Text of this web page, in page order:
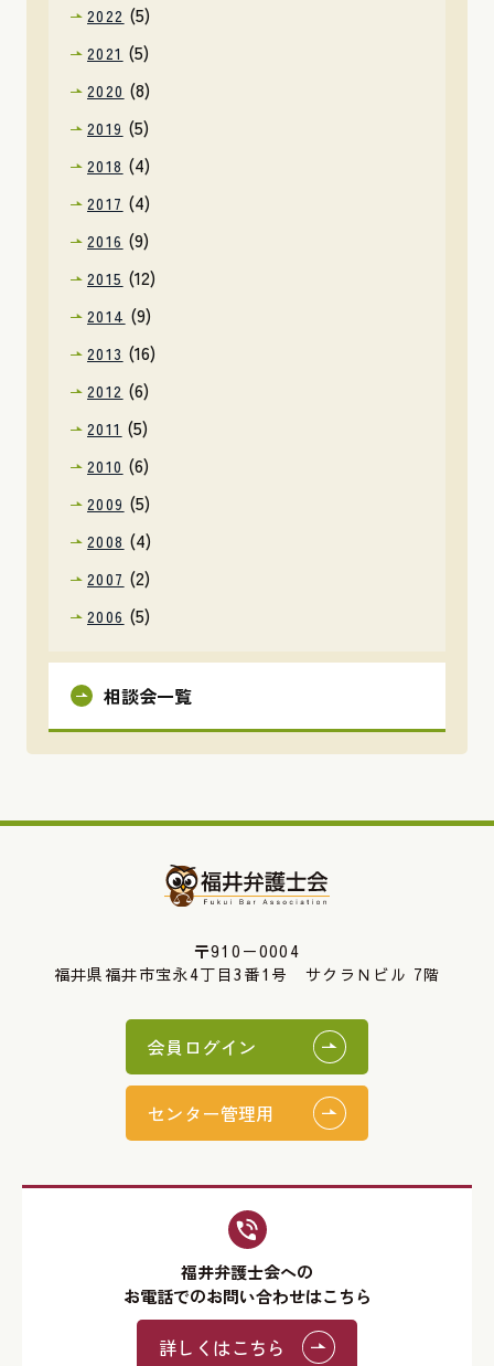
2022 (5)
2021 (5)
2020 (8)
2019 (5)
2018 (4)
2017 (4)
2016 (9)
2015 (12)
2014 (9)
2013 (16)
2012 (6)
2011 (5)
2010 (6)
2009 (5)
2008 (4)
2007 (2)
2006 (5)
相談会一覧
〒910－0004
福井県福井市宝永4丁目3番1号 サクラＮビル 7階
会員ログイン
センター管理用
福井弁護士会への
お電話でのお問い合わせはこちら
詳しくはこちら